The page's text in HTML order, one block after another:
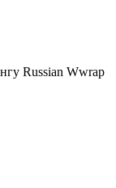
Russian Wwrap